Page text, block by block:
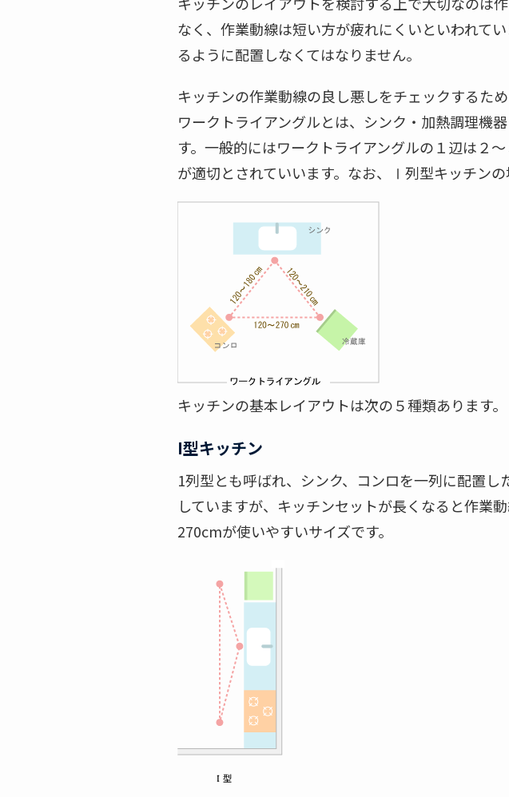
なく、作業動線は短い方が疲れにくいといわれ
るように配置しなくてはなりません。
キッチンの作業動線の良し悪しをチェックするた
ワークトライアングルとは、シンク・加熱調理機
す。一般的にはワークトライアングルの１辺は２
が適切とされていいます。なお、Ⅰ列型キッチン
キッチンの基本レイアウトは次の５種類あります。
I型キッチン
1列型とも呼ばれ、シンク、コンロを一列に配置
していますが、キッチンセットが長くなると作業
270cmが使いやすいサイズです。